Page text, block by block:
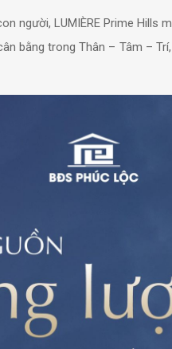
người, LUMIÈRE Prime
bằng trong Thân – Tâm –